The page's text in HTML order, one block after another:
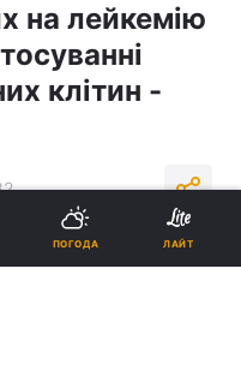
на лейкемію
клітин -
нас в Google
ПОГОДА ЛАЙТ